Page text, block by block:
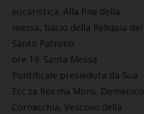
eucaristica. Alla fine della
messa, bacio della Reliquia del
Santo Patrono
ore 19: Santa Messa
Pontificale presieduta da Sua
Ecc.za Rev.ma Mons. Domenico
Cornacchia, Vescovo della